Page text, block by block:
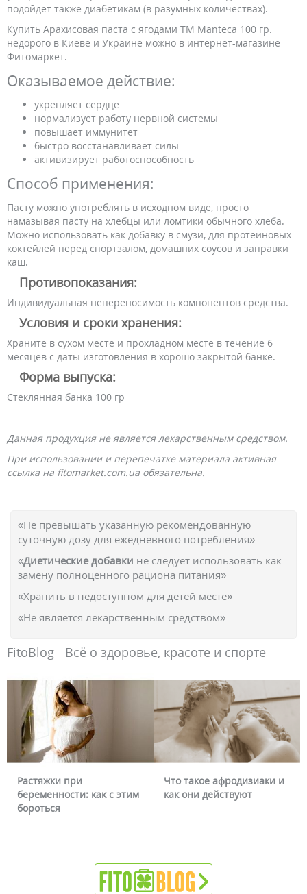
подойдет также диабетикам (в разумных количествах).
Купить Арахисовая паста c ягодами ТМ Manteca 100 гр.
недорого в Киеве и Украине можно в интернет-магазине
Фитомаркет.
Оказываемое действие:
укрепляет сердце
нормализует работу нервной системы
повышает иммунитет
быстро восстанавливает силы
активизирует работоспособность
Способ применения:
Пасту можно употреблять в исходном виде, просто
намазывая пасту на хлебцы или ломтики обычного хлеба.
Можно использовать как добавку в смузи, для протеиновых
коктейлей перед спортзалом, домашних соусов и заправки
каш.
Противопоказания:
Индивидуальная непереносимость компонентов средства.
Условия и сроки хранения:
Храните в сухом месте и прохладном месте в течение 6
месяцев с даты изготовления в хорошо закрытой банке.
Форма выпуска:
Стеклянная банка 100 гр
Данная продукция не является лекарственным средством.
При использовании и перепечатке материала активная
ссылка на fitomarket.com.ua обязательна.
«Не превышать указанную рекомендованную
суточную дозу для ежедневного потребления»
«Диетические добавки не следует использовать как
замену полноценного рациона питания»
«Хранить в недоступном для детей месте»
«Не является лекарственным средством»
FitoBlog - Всё о здоровье, красоте и спорте
Что такое афродизиаки и
как они действуют
Почему краснеет лицо и
можно ли это убрать